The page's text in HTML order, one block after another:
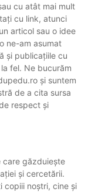
cu atât mai mult
cu link, atunci
articol sau o idee
ne-am asumat
și publicațiile cu
fel. Ne bucurăm
și suntem
de a cita sursa
respect și
care găzduiește
și cercetării.
copiii noștri, cine și